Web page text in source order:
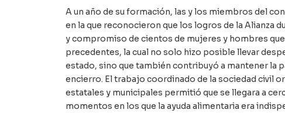
A un año de su formación, las y los miembros del
en la que reconocieron que los logros de la Alianza
y compromiso de cientos de mujeres y hombres
precedentes, la cual no solo hizo posible llevar
estado, sino que también contribuyó a mantener la
encierro. El trabajo coordinado de la sociedad civil
estatales y municipales permitió que se llegara a
momentos en los que la ayuda alimentaria era